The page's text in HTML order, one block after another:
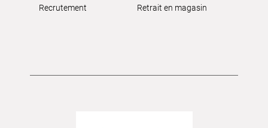
Recrutement
Retrait en magasin